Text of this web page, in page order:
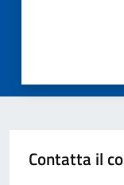
Contatta il